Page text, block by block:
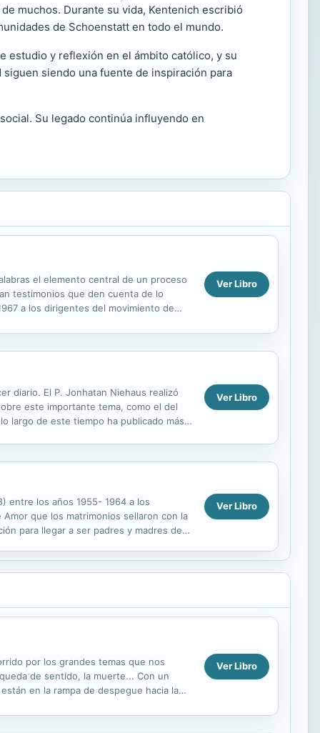
muchos. Durante su vida, Kentenich escribió
de Schoenstatt en todo el mundo.
estudio y reflexión en el ámbito católico, y su
siendo una fuente de inspiración para
Su legado continúa influyendo en
el elemento central de un proceso
testimonios que den cuenta de lo
a los dirigentes del movimiento de
Ver Libro
diario. El P. Jonhatan Niehaus realizó
este importante tema, como el del
largo de este tiempo ha publicado más
Ver Libro
entre los años 1955- 1964 a los
que los matrimonios sellaron con la
para llegar a ser padres y madres de
Ver Libro
por los grandes temas que nos
de sentido, la muerte... Con un
en la rampa de despegue hacia la
Ver Libro